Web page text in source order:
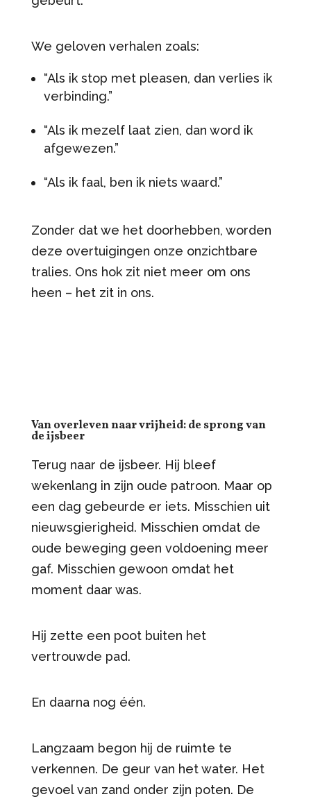
We geloven verhalen zoals:
“Als ik stop met pleasen, dan verlies ik
verbinding.”
“Als ik mezelf laat zien, dan word ik
afgewezen.”
“Als ik faal, ben ik niets waard.”
Zonder dat we het doorhebben, worden
deze overtuigingen onze onzichtbare
tralies. Ons hok zit niet meer om ons
heen – het zit in ons.
Van overleven naar vrijheid: de sprong van
de ijsbeer
Terug naar de ijsbeer. Hij bleef
wekenlang in zijn oude patroon. Maar op
een dag gebeurde er iets. Misschien uit
nieuwsgierigheid. Misschien omdat de
oude beweging geen voldoening meer
gaf. Misschien gewoon omdat het
moment daar was.
Hij zette een poot buiten het
vertrouwde pad.
En daarna nog één.
Langzaam begon hij de ruimte te
verkennen. De geur van het water. Het
gevoel van zand onder zijn poten. De